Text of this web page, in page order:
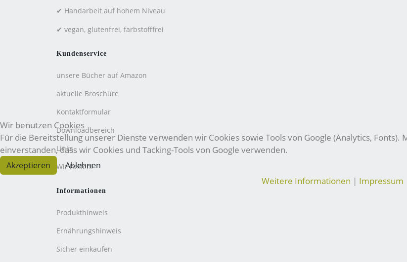
✔ Handarbeit auf hohem Niveau
✔ vegan, glutenfrei, farbstofffrei
Kundenservice
unsere Bücher auf Amazon
aktuelle Broschüre
Kontaktformular
Downloadbereich
Links
Wir helfen!
Informationen
Produkthinweis
Ernährungshinweis
Sicher einkaufen
Wir benutzen Cookies
Für die Bereitstellung unserer Dienste verwenden wir Cookies sowie Tools von Google (Analytics,
einverstanden, dass wir Cookies und Tacking-Tools von Google verwenden.
Akzeptieren Ablehnen
Weitere Informationen | Impressum